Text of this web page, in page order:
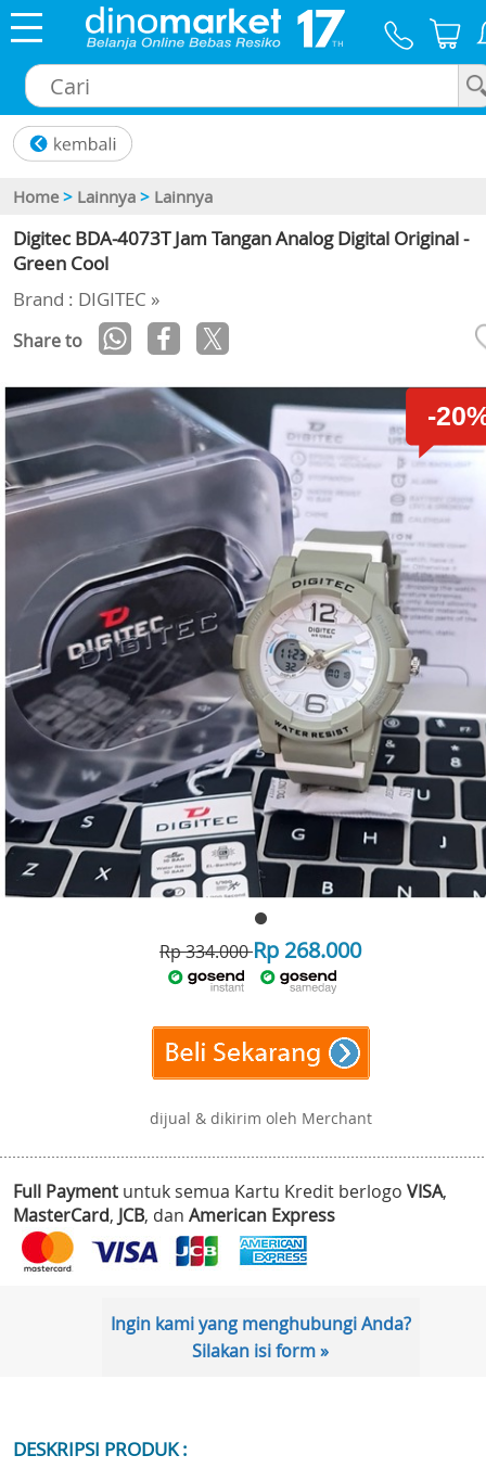
Home > Lainnya > Lainnya
Digitec BDA-4073T Jam Tangan Analog Digital Original -
Green Cool
Brand : DIGITEC »
Share to
-
Rp 334.000Rp 268.000
dijual & dikirim oleh Merchant
Full Payment untuk semua Kartu Kredit berlogo VISA,
MasterCard, JCB, dan American Express
Ingin kami yang menghubungi Anda?
Silakan isi form »
DESKRIPSI PRODUK :